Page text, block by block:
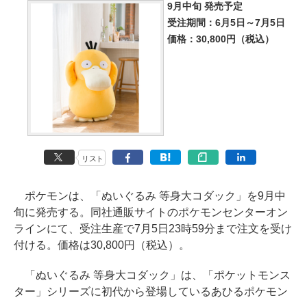
9月中旬 発売予定
受注期間：6月5日～7月5日
価格：30,800円（税込）
リスト
ポケモンは、「ぬいぐるみ 等身大コダック」を9月中
旬に発売する。同社通販サイトのポケモンセンターオン
ラインにて、受注生産で7月5日23時59分まで注文を受け
付ける。価格は30,800円（税込）。
「ぬいぐるみ 等身大コダック」は、「ポケットモンス
ター」シリーズに初代から登場しているあひるポケモン